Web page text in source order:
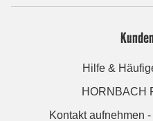
Hilfe &
HORNBACH
Kontakt aufnehmen